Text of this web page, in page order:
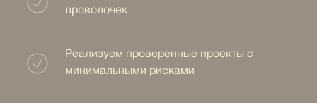
Реализуем проверенные проекты с
минимальными рисками
проволочек